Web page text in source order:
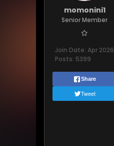
momonini1
Senior Member
Join Date: Apr 2026
Posts: 5399
Share
Tweet